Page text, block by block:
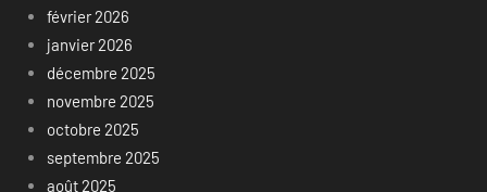
février 2026
janvier 2026
décembre 2025
novembre 2025
octobre 2025
septembre 2025
août 2025